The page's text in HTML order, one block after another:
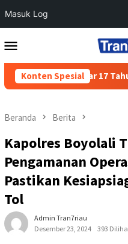
Masuk Log
ke
Mobile
Konten Spesial
Pelajar 17 Tahun Dilarikan
Beranda Berita
Kapolres Boyolali
Pengamanan
Pastikan
Tol
Admin Tran7riau
Desember 23, 2024
393